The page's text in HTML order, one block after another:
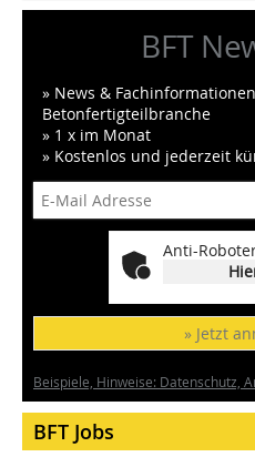
BFT
» News &
Betonfertigteilbranche
» 1 x im Monat
» Kostenlos und jederzeit
Anti-
» Jetzt
Beispiele, Hinweise: Datenschutz,
BFT Jobs